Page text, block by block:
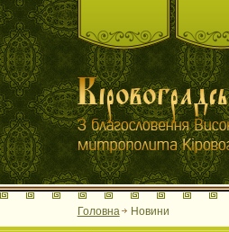
Головна Новини